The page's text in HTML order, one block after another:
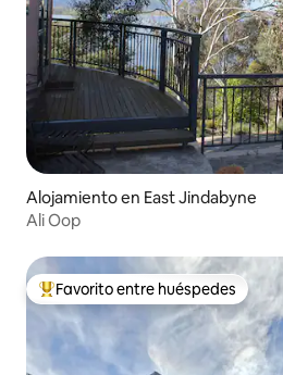
Alojamiento en East Jindabyne
Ali Oop
Favorito entre huéspedes preferido
Favorito entre huéspedes